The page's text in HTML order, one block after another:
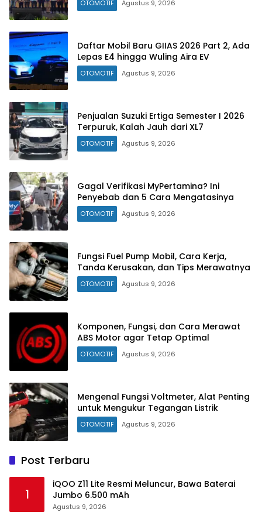
OTOMOTIF Agustus 9, 2026
Daftar Mobil Baru GIIAS 2026 Part 2, Ada
Lepas E4 hingga Wuling Aira EV
OTOMOTIF Agustus 9, 2026
Penjualan Suzuki Ertiga Semester I 2026
Terpuruk, Kalah Jauh dari XL7
OTOMOTIF Agustus 9, 2026
Gagal Verifikasi MyPertamina? Ini
Penyebab dan 5 Cara Mengatasinya
OTOMOTIF Agustus 9, 2026
Fungsi Fuel Pump Mobil, Cara Kerja,
Tanda Kerusakan, dan Tips Merawatnya
OTOMOTIF Agustus 9, 2026
Komponen, Fungsi, dan Cara Merawat
ABS Motor agar Tetap Optimal
OTOMOTIF Agustus 9, 2026
Mengenal Fungsi Voltmeter, Alat Penting
untuk Mengukur Tegangan Listrik
OTOMOTIF Agustus 9, 2026
Post Terbaru
1
iQOO Z11 Lite Resmi Meluncur, Bawa Baterai
Jumbo 6.500 mAh
Agustus 9, 2026